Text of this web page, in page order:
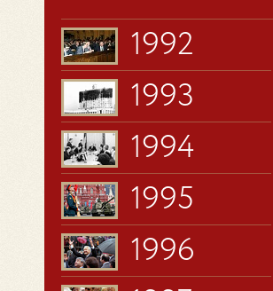
1992
1993
1994
1995
1996